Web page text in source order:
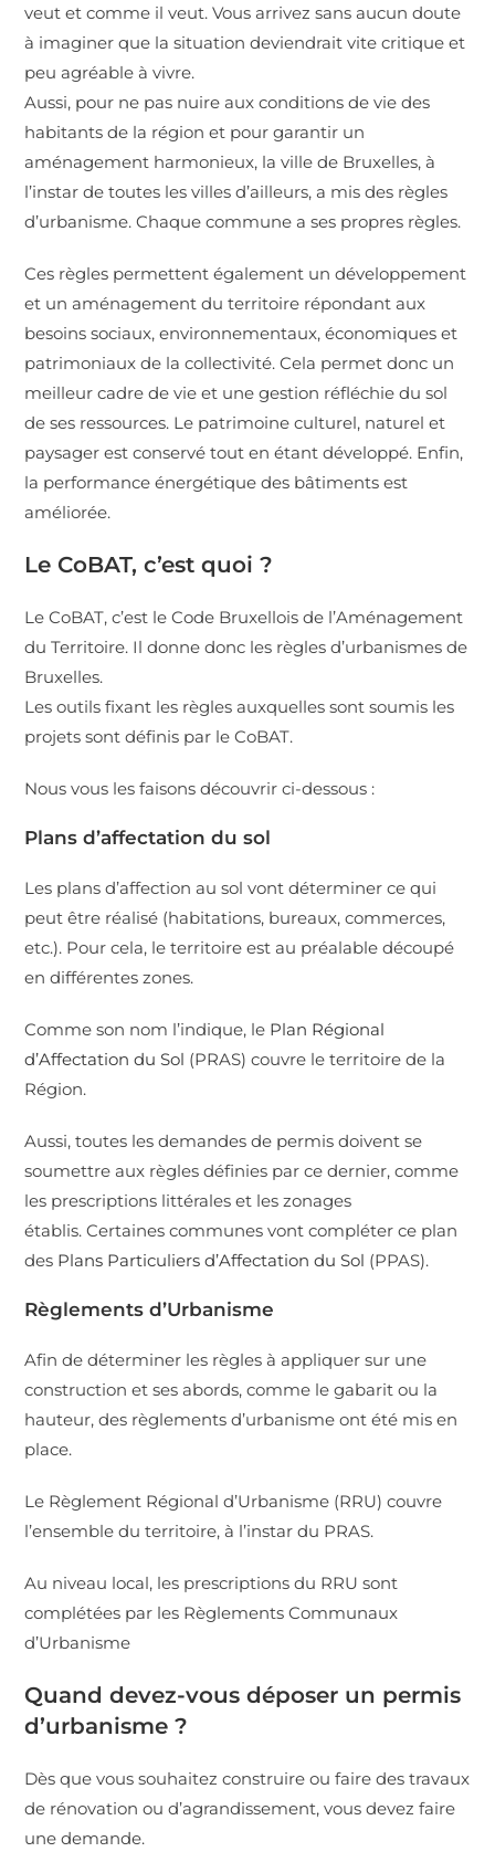
veut et comme il veut. Vous arrivez sans aucun doute
à imaginer que la situation deviendrait vite critique et
peu agréable à vivre.
Aussi, pour ne pas nuire aux conditions de vie des
habitants de la région et pour garantir un
aménagement harmonieux, la ville de Bruxelles, à
l’instar de toutes les villes d’ailleurs, a mis des règles
d’urbanisme. Chaque commune a ses propres règles.
Ces règles permettent également un développement
et un aménagement du territoire répondant aux
besoins sociaux, environnementaux, économiques et
patrimoniaux de la collectivité. Cela permet donc un
meilleur cadre de vie et une gestion réfléchie du sol
de ses ressources. Le patrimoine culturel, naturel et
paysager est conservé tout en étant développé. Enfin,
la performance énergétique des bâtiments est
améliorée.
Le CoBAT, c’est quoi ?
Le CoBAT, c’est le Code Bruxellois de l’Aménagement
du Territoire. Il donne donc les règles d’urbanismes de
Bruxelles.
Les outils fixant les règles auxquelles sont soumis les
projets sont définis par le CoBAT.
Nous vous les faisons découvrir ci-dessous :
Plans d’affectation du sol
Les plans d’affection au sol vont déterminer ce qui
peut être réalisé (habitations, bureaux, commerces,
etc.). Pour cela, le territoire est au préalable découpé
en différentes zones.
Comme son nom l’indique, le Plan Régional
d’Affectation du Sol (PRAS) couvre le territoire de la
Région.
Aussi, toutes les demandes de permis doivent se
soumettre aux règles définies par ce dernier, comme
les prescriptions littérales et les zonages
établis. Certaines communes vont compléter ce plan
des Plans Particuliers d’Affectation du Sol (PPAS).
Règlements d’Urbanisme
Afin de déterminer les règles à appliquer sur une
construction et ses abords, comme le gabarit ou la
hauteur, des règlements d’urbanisme ont été mis en
place.
Le Règlement Régional d’Urbanisme (RRU) couvre
l’ensemble du territoire, à l’instar du PRAS.
Au niveau local, les prescriptions du RRU sont
complétées par les Règlements Communaux
d’Urbanisme
Quand devez-vous déposer un permis
d’urbanisme ?
Dès que vous souhaitez construire ou faire des travaux
de rénovation ou d’agrandissement, vous devez faire
une demande.